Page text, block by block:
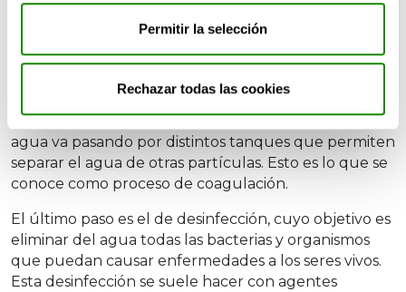
Permitir la selección
Rechazar todas las cookies
Las ETAP utilizan sobre todo la radiación ultravioleta
para eliminar esos elementos nocivos para los seres
primer paso es captar el agua de un lago, río o
embalse o aguas subterraneas. Posteriormente esa
agua va pasando por distintos tanques que permiten
separar el agua de otras partículas. Esto es lo que se
conoce como proceso de coagulación.
El último paso es el de desinfección, cuyo objetivo es
eliminar del agua todas las bacterias y organismos
que puedan causar enfermedades a los seres vivos.
Esta desinfección se suele hacer con agentes